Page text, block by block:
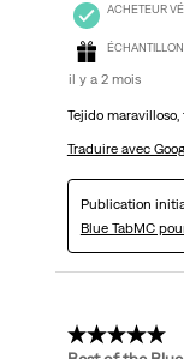
ACHETEUR
il y a 2 mois
Tejido
Traduire avec
Publication
Blue TabMC
5 étoile(s) sur